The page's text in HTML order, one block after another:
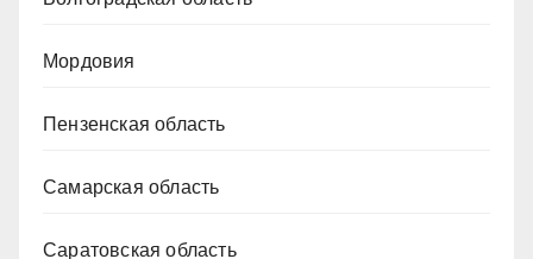
Мордовия
Пензенская область
Самарская область
Саратовская область